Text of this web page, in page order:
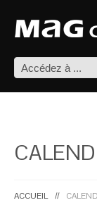
ACCUEIL